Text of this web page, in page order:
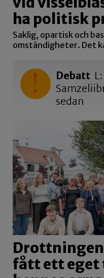
ha politisk
Saklig, opartisk och
omständigheter. Det
Debatt
sedan
Drottningen
fått ett eget